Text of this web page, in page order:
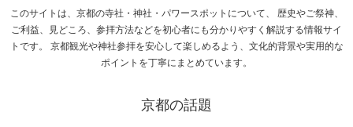
このサイトは、京都の寺社・神社・パワースポットについて、 歴史やご祭神、
ご利益、見どころ、参拝方法などを初心者にも分かりやすく解説する情報サイ
トです。 京都観光や神社参拝を安心して楽しめるよう、文化的背景や実用的な
ポイントを丁寧にまとめています。
京都の話題